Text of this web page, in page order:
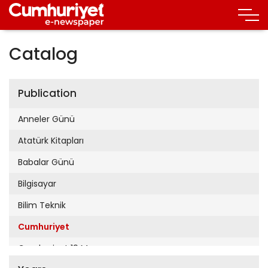
Catalog
Publication
Anneler Günü
Atatürk Kitapları
Babalar Günü
Bilgisayar
Bilim Teknik
Cumhuriyet
Cumhuriyet 19 Mayıs